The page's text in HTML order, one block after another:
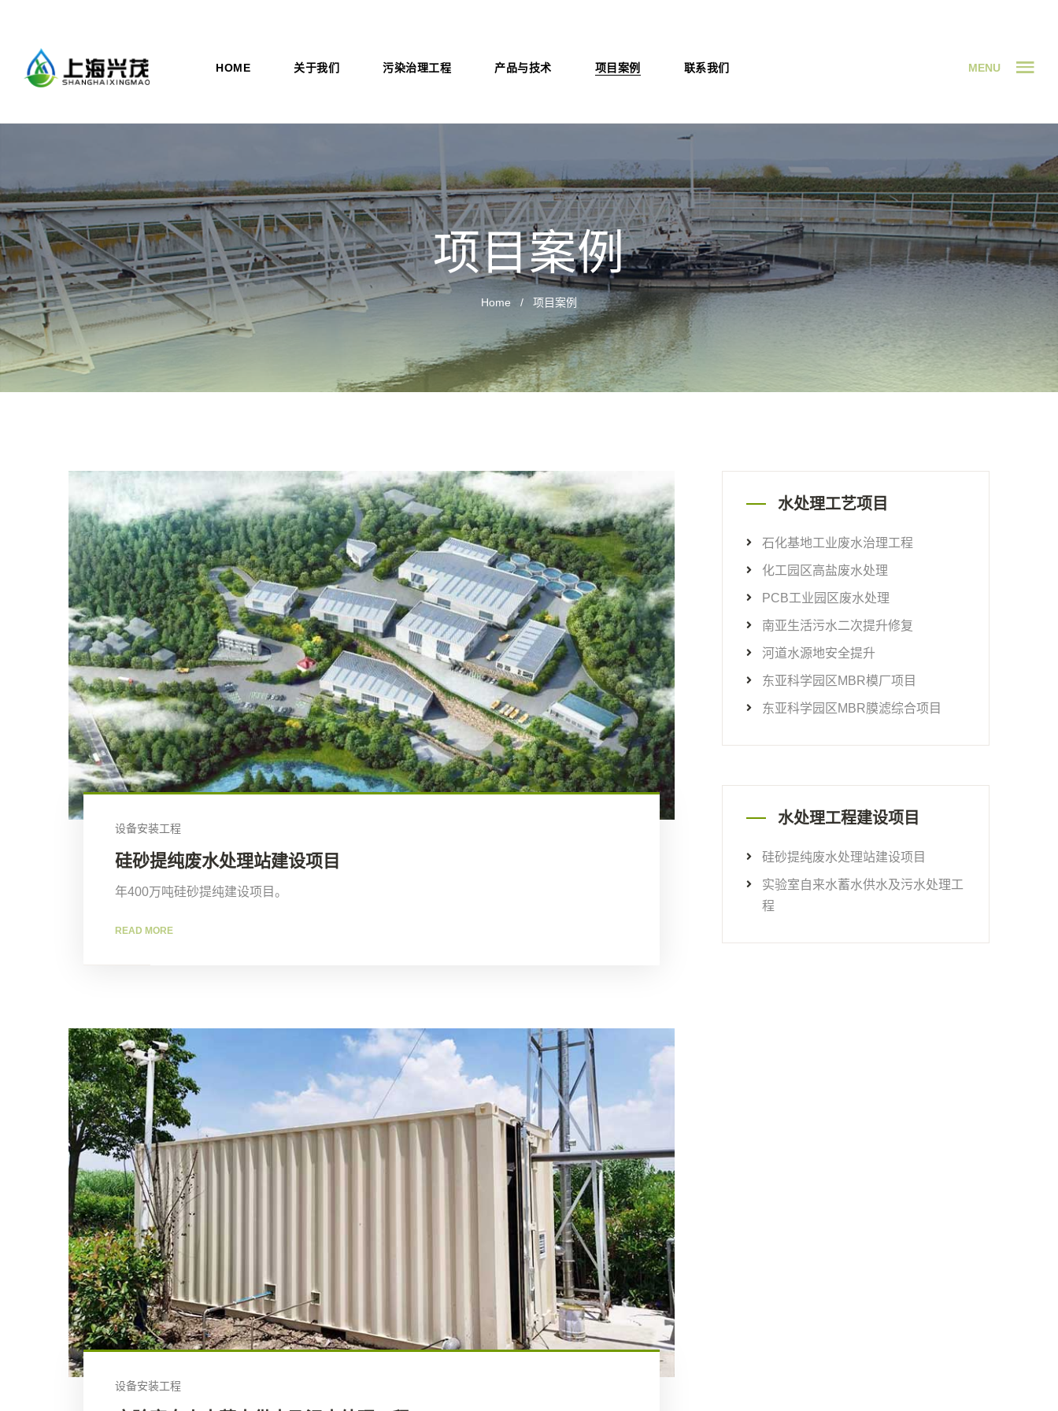
HOME 关于我们 污染治理工程 产品与技术 项目案例 联系我们 MENU
项目案例
Home 项目案例
设备安装工程
硅砂提纯废水处理站建设项目
年400万吨硅砂提纯建设项目。
READ MORE
设备安装工程
水处理工艺项目
石化基地工业废水治理工程
化工园区高盐废水处理
PCB工业园区废水处理
南亚生活污水二次提升修复
河道水源地安全提升
东亚科学园区MBR模厂项目
东亚科学园区MBR膜滤综合项目
水处理工程建设项目
硅砂提纯废水处理站建设项目
实验室自来水蓄水供水及污水处理工
程